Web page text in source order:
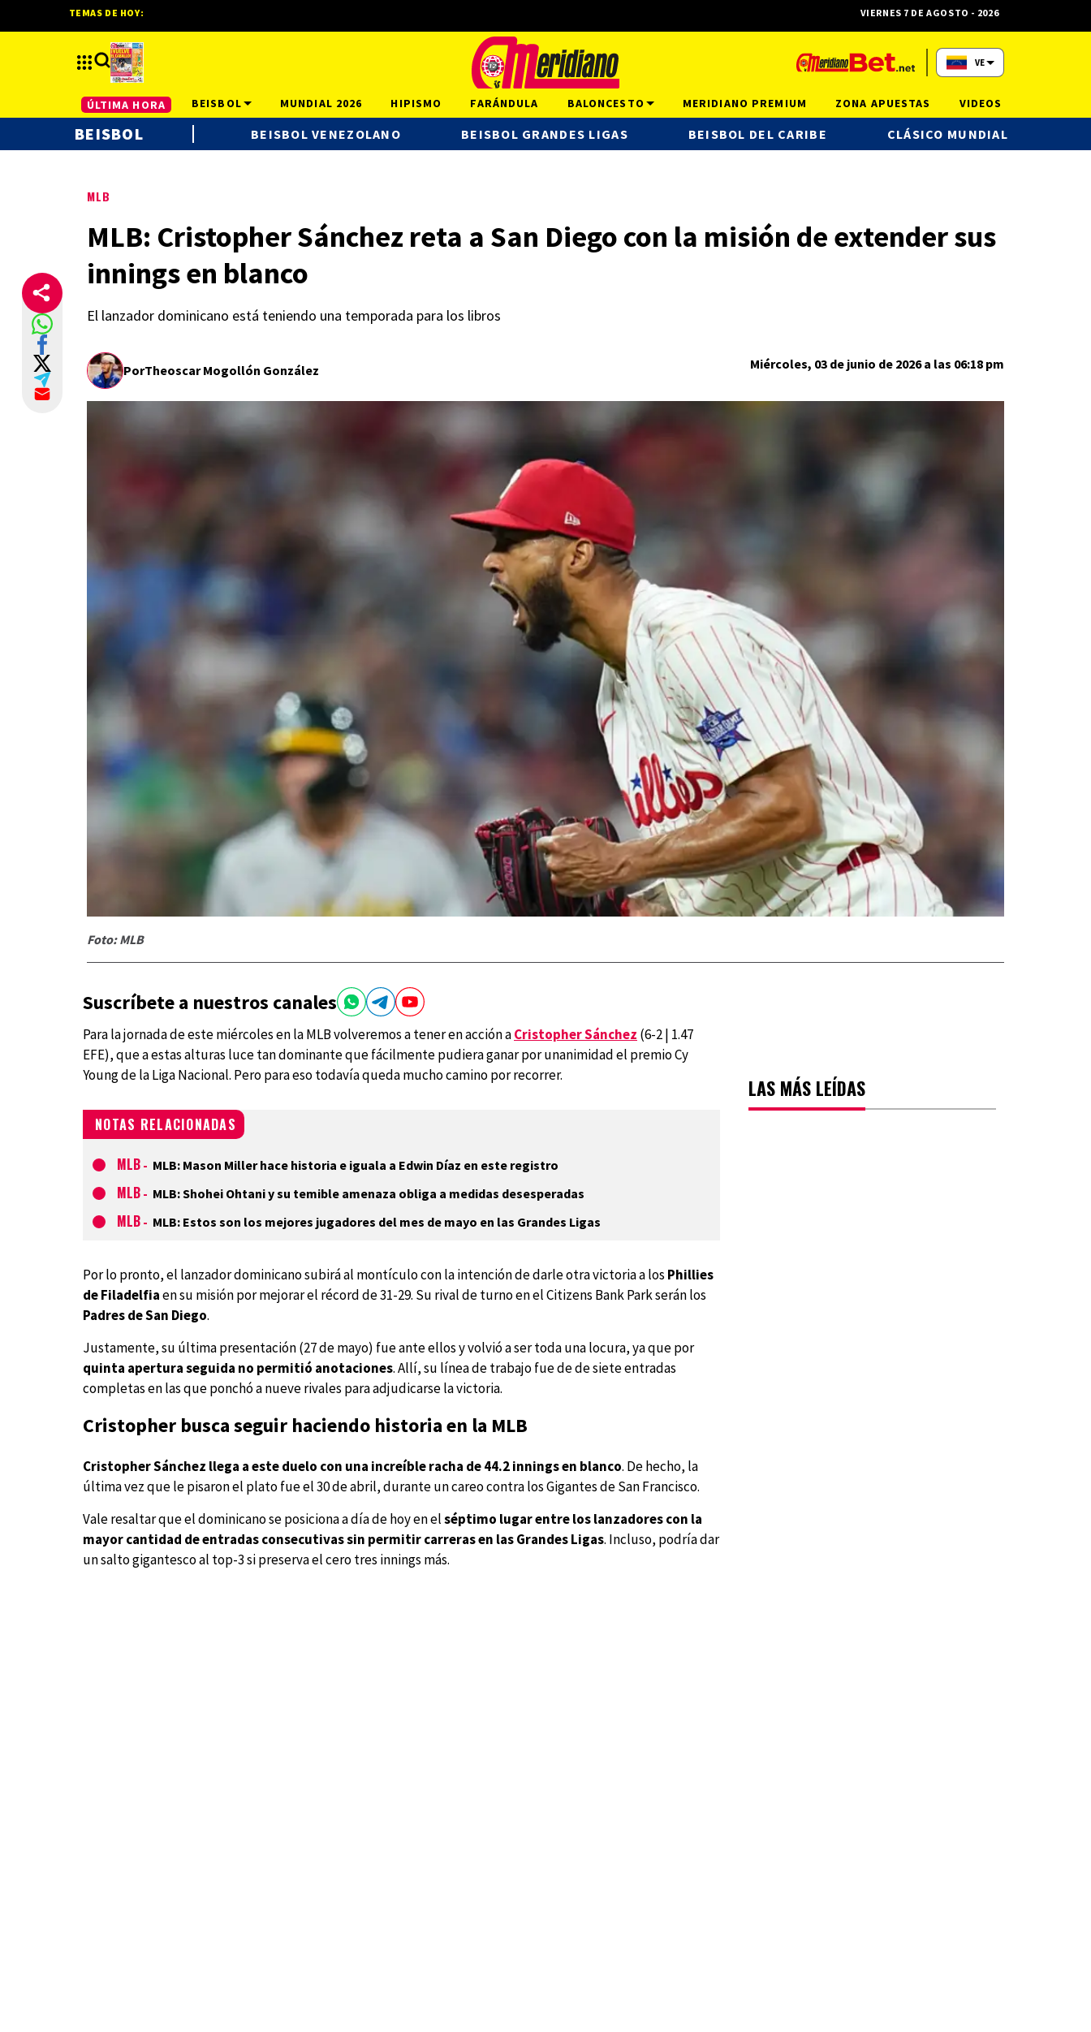
MLB
MLB: Cristopher Sánchez reta a San Diego con la misión de extender sus
innings en blanco
El lanzador dominicano está teniendo una temporada para los libros
PorTheoscar Mogollón González Miércoles, 03 de junio de 2026 a las 06:18 pm
Foto: MLB
Suscríbete a nuestros canales
Para la jornada de este miércoles en la MLB volveremos a tener en acción aCristopher Sánchez (6-2 | 1.47
EFE), que a estas alturas luce tan dominante que fácilmente pudiera ganar por unanimidad el premio Cy
Young de la Liga Nacional. Pero para eso todavía queda mucho camino por recorrer.
NOTAS RELACIONADAS
MLB - MLB: Mason Miller hace historia e iguala a Edwin Díaz en este registro
MLB - MLB: Shohei Ohtani y su temible amenaza obliga a medidas desesperadas
MLB - MLB: Estos son los mejores jugadores del mes de mayo en las Grandes Ligas
Por lo pronto, el lanzador dominicano subirá al montículo con la intención de darle otra victoria a los Phillies
de Filadelfiaen su misión por mejorar el récord de 31-29. Su rival de turno en el Citizens Bank Park serán los
Padres de San Diego.
Justamente, su última presentación (27 de mayo) fue ante ellos y volvió a ser toda una locura, ya que por
quinta apertura seguida no permitió anotaciones. Allí, su línea de trabajo fue de de siete entradas
completas en las que ponchó a nueve rivales para adjudicarse la victoria.
Cristopher busca seguir haciendo historia en la MLB
Cristopher Sánchez llega a este duelo con una increíble racha de 44.2 innings en blanco. De hecho, la
última vez que le pisaron el plato fue el 30 de abril, durante un careo contra los Gigantes de San Francisco.
Vale resaltar que el dominicano se posiciona a día de hoy en elséptimo lugar entre los lanzadores con la
mayor cantidad de entradas consecutivas sin permitir carreras en las Grandes Ligas. Incluso, podría dar
un salto gigantesco al top-3 si preserva el cero tres innings más.
LAS MÁS LEÍDAS
TEMAS DE HOY: VIERNES 7 DE AGOSTO - 2026
VE
ÚLTIMA HORA BEISBOL
BEISBOL BEISBOL VENEZOLANO BEISBOL GRANDES LIGAS BEISBOL DEL CARIBE CLÁSICO MUNDIAL
MUNDIAL 2026 HIPISMO FARÁNDULA BALONCESTO MERIDIANO PREMIUM ZONA APUESTAS VIDEOS